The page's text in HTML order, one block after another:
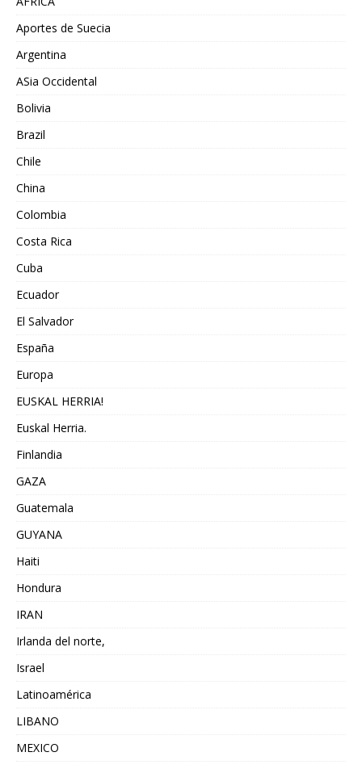
Aportes de Suecia
Argentina
ASia Occidental
Bolivia
Brazil
Chile
China
Colombia
Costa Rica
Cuba
Ecuador
El Salvador
España
Europa
EUSKAL HERRIA!
Euskal Herria.
Finlandia
GAZA
Guatemala
GUYANA
Haiti
Hondura
IRAN
Irlanda del norte,
Israel
Latinoamérica
LIBANO
MEXICO